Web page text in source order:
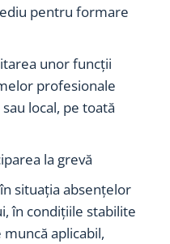
pentru formare
unor funcţii
profesionale
local, pe toată
la grevă
situaţia absenţelor
în condiţiile stabilite
aplicabil,